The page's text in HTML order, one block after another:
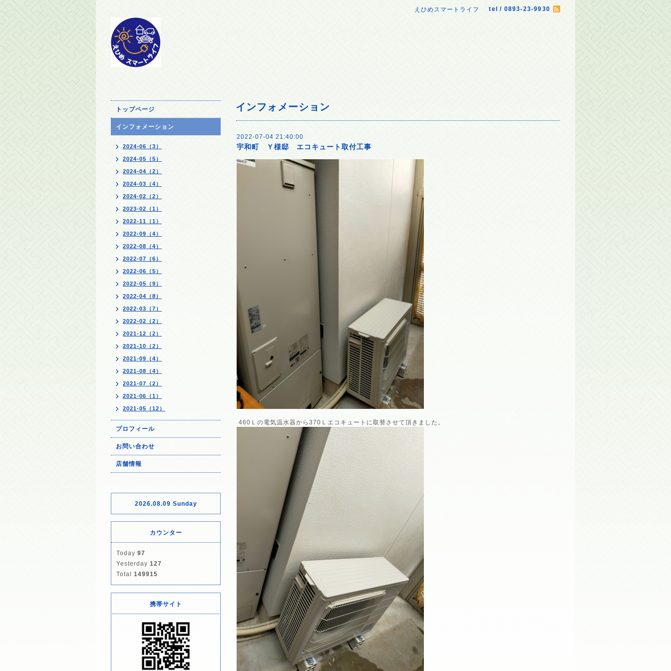
えひめスマートライフ tel / 0893-23-9930
インフォメーション
2022-07-04 21:40:00
宇和町 Ｙ様邸 エコキュート取付工事
460Ｌの電気温水器から370Ｌエコキュートに取替させて頂きました。
トップページ
インフォメーション
2024-06（3）
2024-05（5）
2024-04（2）
2024-03（4）
2024-02（2）
2023-02（1）
2022-11（1）
2022-09（4）
2022-08（4）
2022-07（6）
2022-06（5）
2022-05（9）
2022-04（8）
2022-03（7）
2022-02（2）
2021-12（2）
2021-10（2）
2021-09（4）
2021-08（4）
2021-07（2）
2021-06（1）
2021-05（12）
プロフィール
お問い合わせ
店舗情報
2026.08.09 Sunday
カウンター
Today 97
Yesterday 127
Total 149915
携帯サイト